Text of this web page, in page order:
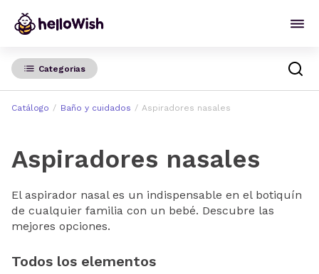
Categorias
Catálogo Baño y cuidados Aspiradores nasales
Aspiradores nasales
El aspirador nasal es un indispensable en el botiquín
de cualquier familia con un bebé. Descubre las
mejores opciones.
Todos los elementos